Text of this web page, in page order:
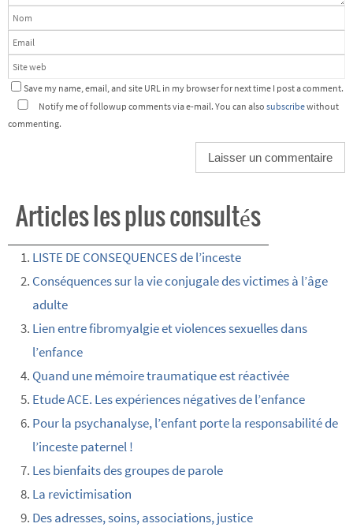
Save my name, email, and site URL in my browser for next time I post a comment.
Notify me of followup comments via e-mail. You can also subscribewithout
commenting.
Articles les plus consultés
LISTE DE CONSEQUENCES de l’inceste
Conséquences sur la vie conjugale des victimes à l’âge
adulte
Lien entre fibromyalgie et violences sexuelles dans
l’enfance
Quand une mémoire traumatique est réactivée
Etude ACE. Les expériences négatives de l’enfance
Pour la psychanalyse, l’enfant porte la responsabilité de
l’inceste paternel !
Les bienfaits des groupes de parole
La revictimisation
Des adresses, soins, associations, justice